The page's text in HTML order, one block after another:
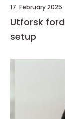
17. February 2025
Utforsk
setup